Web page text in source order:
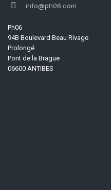
info@ph06.com
Ph06
94B Boulevard Beau Rivage
Prolongé
Pont de la Brague
06600 ANTIBES